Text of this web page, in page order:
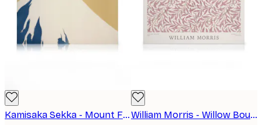
Kamisaka Sekka - Mount Fuji from Momoyogusa Kanvaasi William Morris - Willow Bough Pink Landscape Kanvaasi